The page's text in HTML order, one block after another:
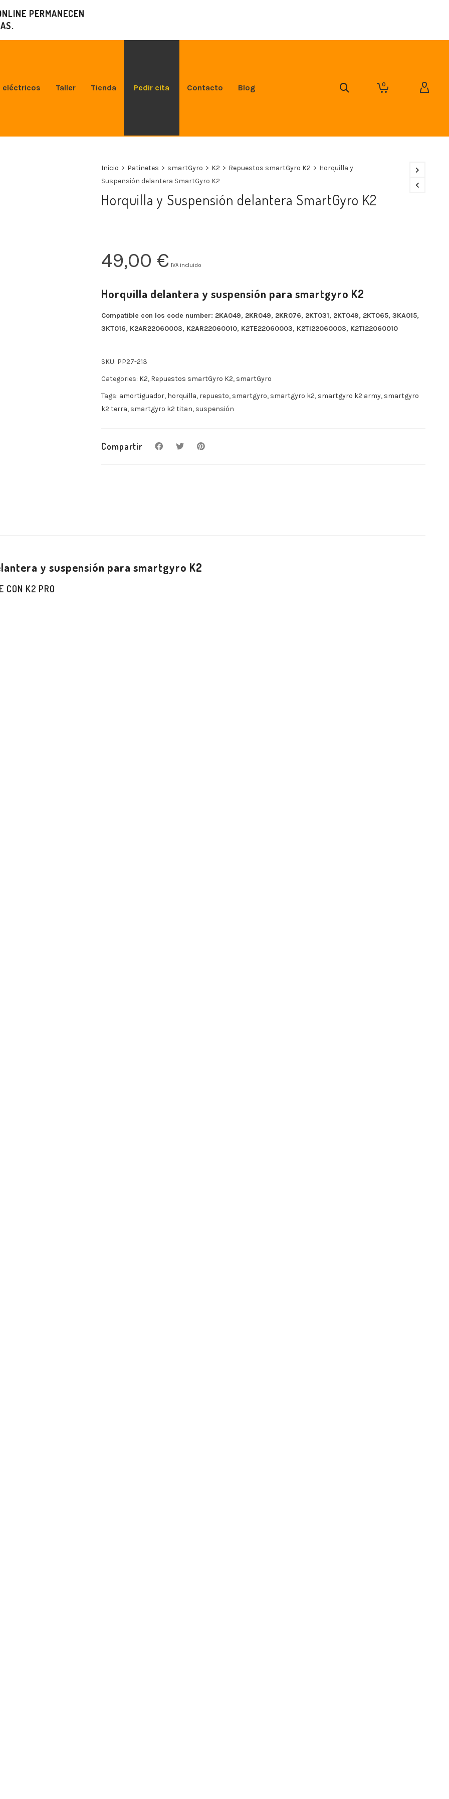
PERMANECEN
eléctricos Taller Tienda Pedir cita Contacto Blog 0
Inicio > Patinetes > smartGyro > K2 > Repuestos smartGyro K2 > Horquilla y
Suspensión delantera SmartGyro K2
Horquilla y Suspensión delantera SmartGyro K2
49,00 € IVA incluido
Horquilla delantera y suspensión para smartgyro K2
Compatible con los code number: 2KA049, 2KR049, 2KR076, 2KT031, 2KT049, 2KT065, 3KA015,
3KT016, K2AR22060003, K2AR22060010, K2TE22060003, K2TI22060003, K2TI22060010
SKU: PP27-213
Categories: K2, Repuestos smartGyro K2, smartGyro
Tags: amortiguador, horquilla, repuesto, smartgyro, smartgyro k2, smartgyro k2 army, smartgyro
k2 terra, smartgyro k2 titan, suspensión
Compartir
y suspensión para smartgyro K2
CON K2 PRO